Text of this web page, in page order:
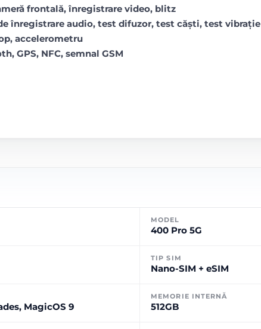
frontală, înregistrare video, blitz
înregistrare audio, test difuzor, test căști, test vibrație
accelerometru
GPS, NFC, semnal GSM
MODEL
400 Pro 5G
TIP SIM
Nano-SIM + eSIM
MagicOS 9
MEMORIE INTERNĂ
512GB